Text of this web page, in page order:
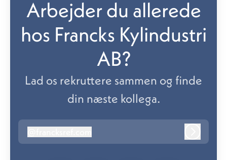
Arbejder du allerede
hos Francks Kylindustri
AB?
Lad os rekruttere sammen og finde
din næste kollega.
francksref.com